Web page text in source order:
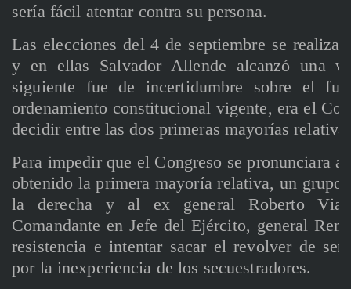
sería fácil atentar contra su persona.
Las elecciones del 4 de septiembre se
y en ellas Salvador Allende alcanzó una
siguiente fue de incertidumbre sobre el
ordenamiento constitucional vigente, era el
decidir entre las dos primeras mayorías
Para impedir que el Congreso se pronunciara
obtenido la primera mayoría relativa, un grupo
la derecha y al ex general Roberto
Comandante en Jefe del Ejército, general
resistencia e intentar sacar el revolver de
por la inexperiencia de los secuestradores.